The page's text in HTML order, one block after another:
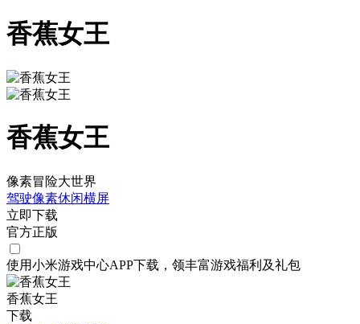
香蕉女王
香蕉女王
像素冒险大世界
驾驶像素休闲横屏
立即下载
官方正版
使用小米游戏中心APP下载 ，领丰富游戏福利 及礼包
香蕉女王
下载